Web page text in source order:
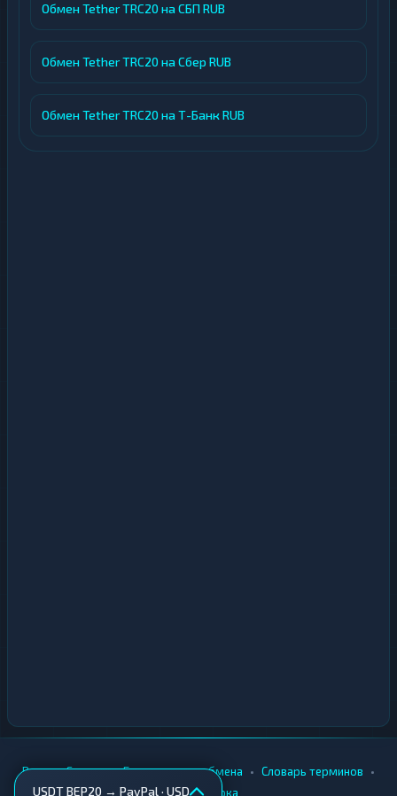
Обмен Tether TRC20 на СБП RUB
Обмен Tether TRC20 на Сбер RUB
Обмен Tether TRC20 на Т-Банк RUB
USDT BEP20 → PayPal · USD
Вики • Города • Безопасность обмена • Словарь терминов •
AML-проверка